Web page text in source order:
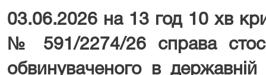
03.06.2026 на 13 год 10 хв
№ 591/2274/26 справа
обвинуваченого в